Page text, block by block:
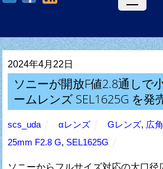
2024年4月22日
ソニーが開放F値2.8通しで
ームレンズ SEL1625G を発
scs_uda αレンズ Gレンズ, 広
25mm F2.8 G, SEL1625G
ソニーからフルサイズ対応の大口径